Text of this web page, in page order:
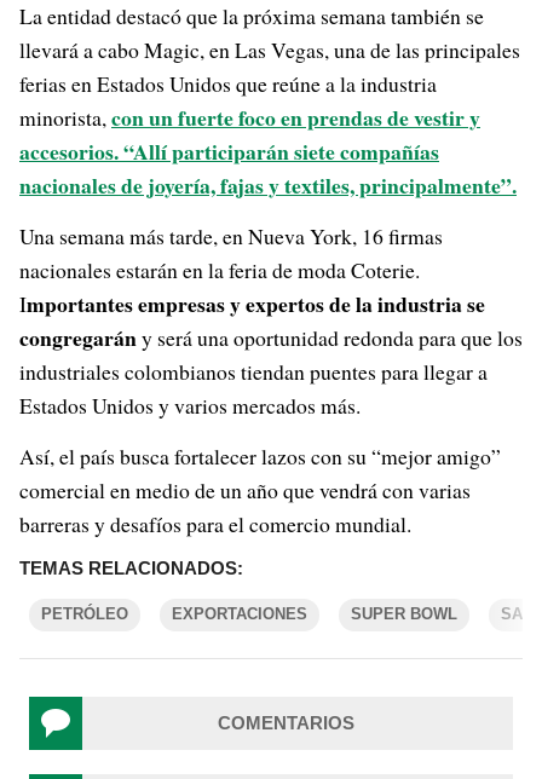
La entidad destacó que la próxima semana también se
llevará a cabo Magic, en Las Vegas, una de las principales
ferias en Estados Unidos que reúne a la industria
minorista,con un fuerte foco en prendas de vestir y
accesorios. “Allí participarán siete compañías
nacionales de joyería, fajas y textiles, principalmente”.
Una semana más tarde, en Nueva York, 16 firmas
nacionales estarán en la feria de moda Coterie.
Importantes empresas y expertos de la industria se
congregarány será una oportunidad redonda para que los
industriales colombianos tiendan puentes para llegar a
Estados Unidos y varios mercados más.
Así, el país busca fortalecer lazos con su “mejor amigo”
comercial en medio de un año que vendrá con varias
barreras y desafíos para el comercio mundial.
TEMAS RELACIONADOS:
PETRÓLEO EXPORTACIONES SUPER BOWL SAN
COMENTARIOS